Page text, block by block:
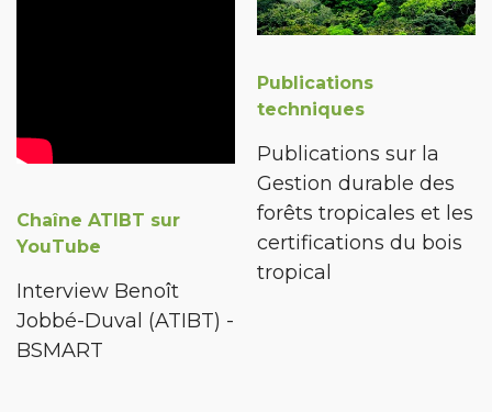
Chaîne ATIBT sur
YouTube
Interview Benoît
Jobbé-Duval (ATIBT) -
BSMART
Publications
techniques
Publications sur la
Gestion durable des
forêts tropicales et les
certifications du bois
tropical